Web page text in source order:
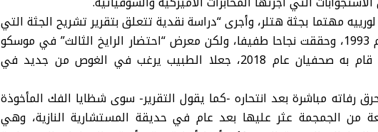
إريك لورييه مهتما بجثة هتلر، وأجرى “دراسة نقدية تتعلق بتقرير تشريح الجثة التي
يُفترض أنها لأدولف هتلر”، نشرت عام 1993، وحققت نجاحا طفيفا، ولكن معرض “احتضار الرايخ الثالث” في موسكو
عام 2000، إضافة إلى قراءته لعمل قام به صحفيان عام 2018، جعلا الطبيب يرغب في الغوص من جديد في
رفاته مباشرة بعد انتحاره -كما يقول التقرير- سوى شظايا الفك المأخوذة
الجثة عام 1945، وقطعة من الجمجمة عثر عليها بعد عام في حديقة المستشارية النازية، وهي